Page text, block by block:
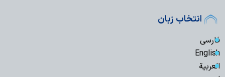
انتخاب زبان
فارسی
English
العربیة